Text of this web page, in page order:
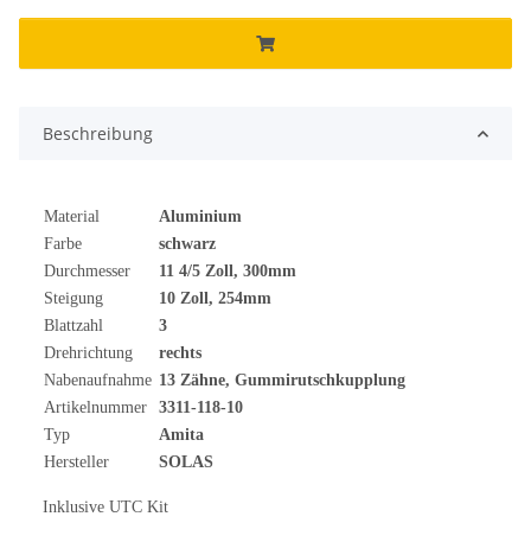
Beschreibung
Material
Aluminium
Farbe
schwarz
Durchmesser
11 4/5 Zoll, 300mm
Steigung
10 Zoll, 254mm
Blattzahl
3
Drehrichtung
rechts
Nabenaufnahme 13 Zähne, Gummirutschkupplung
Artikelnummer
3311-118-10
Typ
Amita
Hersteller
SOLAS
Inklusive UTC Kit